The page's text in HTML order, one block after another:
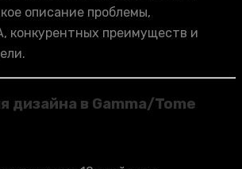
описание проблемы,
конкурентных преимуществ и
дизайна в Gamma/Tome